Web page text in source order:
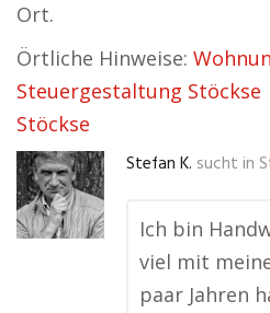
Ort.
Örtliche Hinweise:
Steuergestaltung Stöckse
Stöckse
Stefan K. sucht in
Ich bin
viel mit
paar Jahren